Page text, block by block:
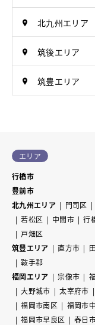
北九州エリア
筑後エリア
筑豊エリア
エリア
行橋市
豊前市
北九州エリア
門司区
若松区
中間市 行
戸畑区
筑豊エリア
直方市
鞍手郡
福岡エリア
宗像市
大野城市
太宰府市
福岡市南区
福岡市
福岡市早良区
春日